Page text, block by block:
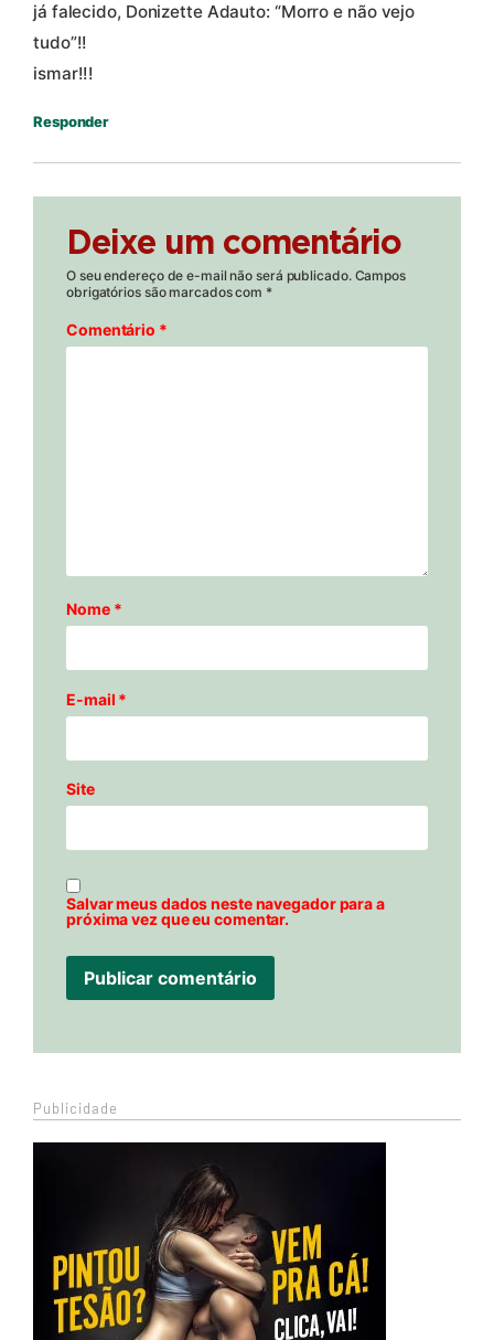
já falecido, Donizette Adauto: “Morro e não vejo
tudo”!!
ismar!!!
Responder
Deixe um comentário
O seu endereço de e-mail não será publicado. Campos
obrigatórios são marcados com *
Comentário *
Nome *
E-mail *
Site
Salvar meus dados neste navegador para a
próxima vez que eu comentar.
Publicidade